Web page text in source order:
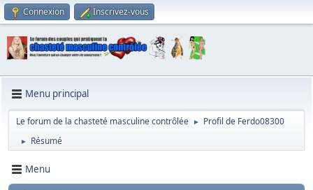
Connexion Inscrivez-vous
Menu principal
Le forum de la chasteté masculine contrôlée ► Profil de Ferdo08300
► Résumé
Menu